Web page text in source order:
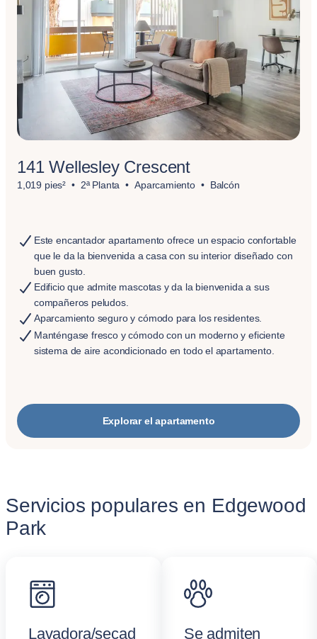
141 Wellesley Crescent
1,019 pies² 2ª Planta Aparcamiento Balcón
Este encantador apartamento ofrece un espacio confortable
que le da la bienvenida a casa con su interior diseñado con
buen gusto.
Edificio que admite mascotas y da la bienvenida a sus
compañeros peludos.
Aparcamiento seguro y cómodo para los residentes.
Manténgase fresco y cómodo con un moderno y eficiente
sistema de aire acondicionado en todo el apartamento.
Explorar el apartamento
Servicios populares en Edgewood
Park
Lavadora/secad
Se admiten